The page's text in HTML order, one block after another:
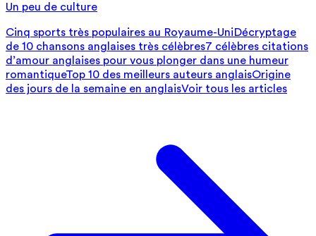
Un peu de culture
Cinq sports très populaires au Royaume-UniDécryptage
de 10 chansons anglaises très célèbres7 célèbres citations
d’amour anglaises pour vous plonger dans une humeur
romantiqueTop 10 des meilleurs auteurs anglaisOrigine
des jours de la semaine en anglaisVoir tous les articles